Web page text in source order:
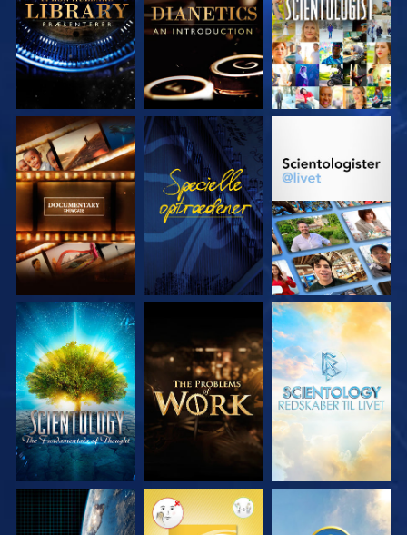
UDFORSK SERIEN SE UDFORSK SERIEN
UDFORSK SERIEN UDFORSK SERIEN UDFORSK SERIEN